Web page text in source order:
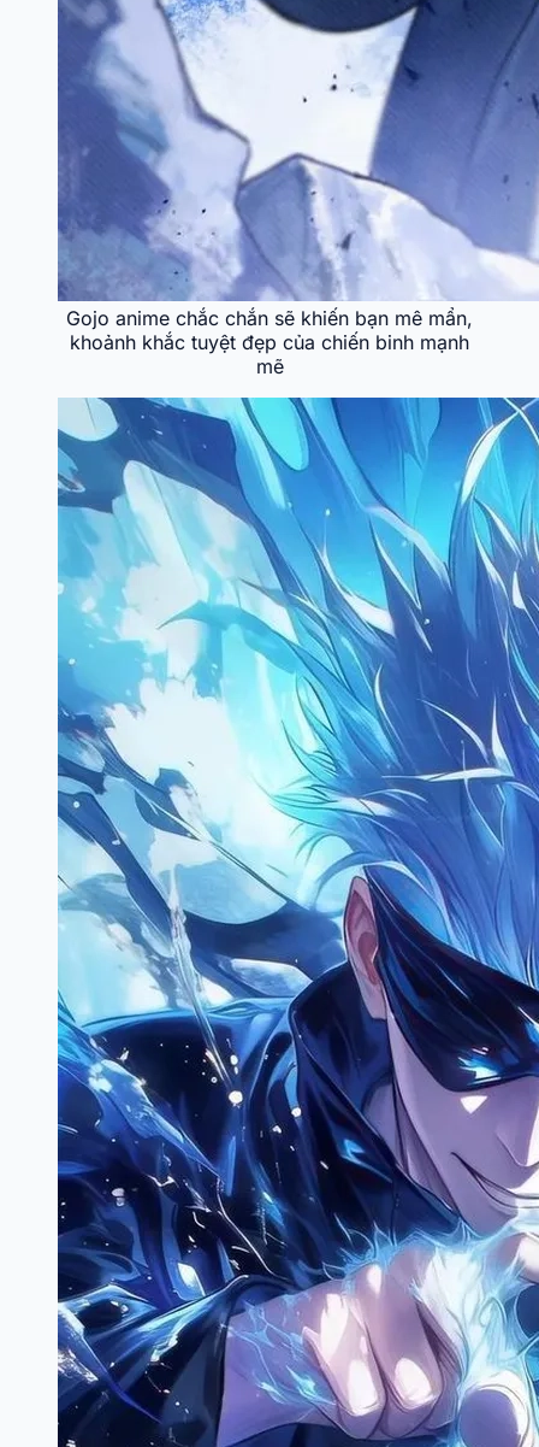
Gojo anime chắc chắn sẽ khiến bạn mê mẩn,
khoảnh khắc tuyệt đẹp của chiến binh mạnh
mẽ